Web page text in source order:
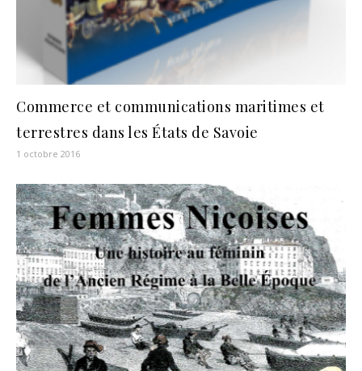
Commerce et communications maritimes et
terrestres dans les États de Savoie
1 octobre 2016